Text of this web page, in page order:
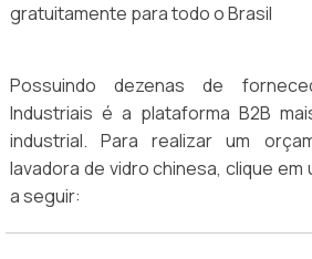
gratuitamente para todo o Brasil
Possuindo dezenas de
Industriais é a plataforma B2B
industrial. Para realizar um
lavadora de vidro chinesa, clique
a seguir: